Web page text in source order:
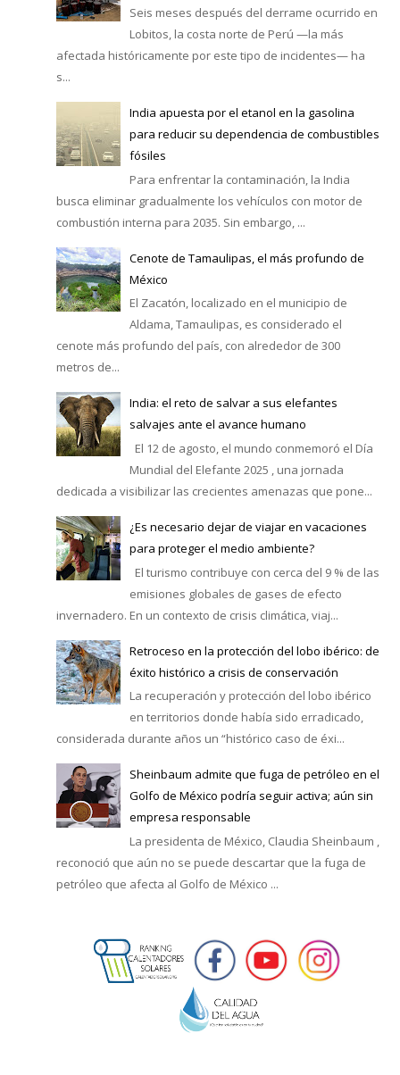
Seis meses después del derrame ocurrido en
Lobitos, la costa norte de Perú —la más
afectada históricamente por este tipo de incidentes— ha
s...
India apuesta por el etanol en la gasolina
para reducir su dependencia de combustibles
fósiles
Para enfrentar la contaminación, la India
busca eliminar gradualmente los vehículos con motor de
combustión interna para 2035. Sin embargo, ...
Cenote de Tamaulipas, el más profundo de
México
El Zacatón, localizado en el municipio de
Aldama, Tamaulipas, es considerado el
cenote más profundo del país, con alrededor de 300
metros de...
India: el reto de salvar a sus elefantes
salvajes ante el avance humano
El 12 de agosto, el mundo conmemoró el Día
Mundial del Elefante 2025 , una jornada
dedicada a visibilizar las crecientes amenazas que pone...
¿Es necesario dejar de viajar en vacaciones
para proteger el medio ambiente?
El turismo contribuye con cerca del 9 % de las
emisiones globales de gases de efecto
invernadero. En un contexto de crisis climática, viaj...
Retroceso en la protección del lobo ibérico: de
éxito histórico a crisis de conservación
La recuperación y protección del lobo ibérico
en territorios donde había sido erradicado,
considerada durante años un “histórico caso de éxi...
Sheinbaum admite que fuga de petróleo en el
Golfo de México podría seguir activa; aún sin
empresa responsable
La presidenta de México, Claudia Sheinbaum ,
reconoció que aún no se puede descartar que la fuga de
petróleo que afecta al Golfo de México ...